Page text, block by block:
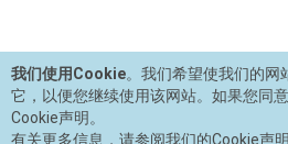
我们使用Cookie。我们希望使我们的网
它，以便您继续使用该网站。如果您同
Cookie声明。
有关更多信息，请参阅我们的Cookie声明